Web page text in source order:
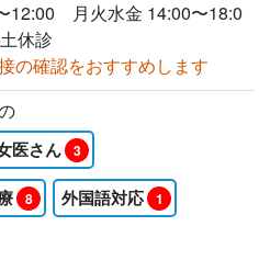
12:00 月火水金 14:00〜18:0
休診
の確認をおすすめします
医さん 3
8 外国語対応 1